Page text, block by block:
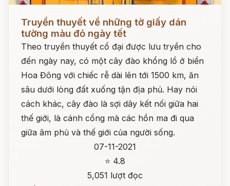
Đọc ngay
Truyền thuyết về những tờ giấy dán
tường màu đỏ ngày tết
Theo truyền thuyết cổ đại được lưu tryền cho
đến ngày nay, có một cây đào khổng lồ ở biển
Hoa Đông với chiếc rễ dài lên tới 1500 km, ăn
sâu dưới lòng đất xuống tận địa phủ. Hay nói
cách khác, cây đào là sợi dây kết nối giữa hai
thế giới, là cánh cổng mà các hồn ma đi qua
giữa âm phủ và thế giới của người sống.
07-11-2021
⭐ 4.8
5,051 lượt đọc